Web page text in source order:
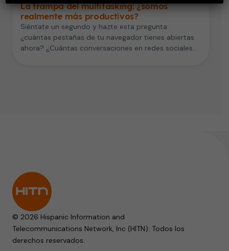
La trampa del multitasking: ¿somos
realmente más productivos?
Siéntate un segundo y hazte esta pregunta:
¿cuántas pestañas de tu navegador tienes abiertas
ahora? ¿Cuántas conversaciones en redes sociales…
© 2026 Hispanic Information and
Telecommunications Network, Inc (HITN). Todos los
derechos reservados.